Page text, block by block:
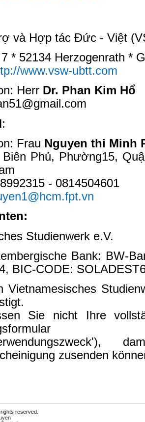
và Hợp tác Đức - Việt
* 52134 Herzogenrath *
www.vsw-ubtt.com
Herr Dr. Phan Kim Hổ
:
Frau Nguyen thi Minh
Phủ, Phường15,
- 0814504601
Studienwerk e.V.
Bank: BW-
BIC-CODE:
Vietnamesisches
Sie nicht Ihre
zusenden
reserved.